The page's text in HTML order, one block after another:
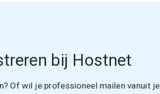
bij Hostnet
Of wil je professioneel mailen vanuit je